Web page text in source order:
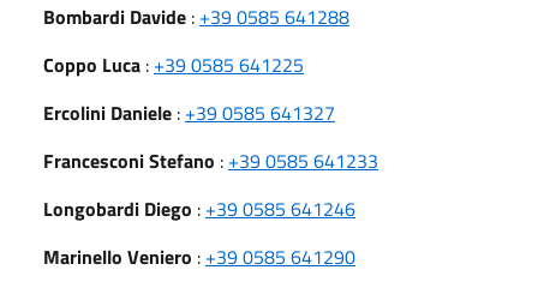
Bombardi Davide : +39 0585 641288
Coppo Luca : +39 0585 641225
Ercolini Daniele : +39 0585 641327
Francesconi Stefano : +39 0585 641233
Longobardi Diego : +39 0585 641246
Marinello Veniero : +39 0585 641290